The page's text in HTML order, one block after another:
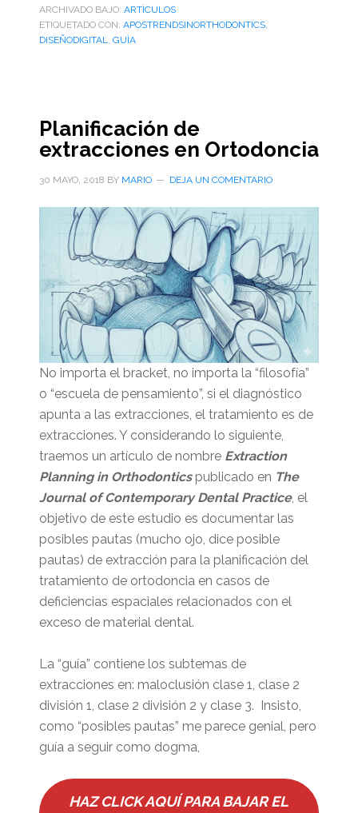
ARCHIVADO BAJO: ARTÌCULOS
ETIQUETADO CON: APOSTRENDSINORTHODONTICS,
DISEÑODIGITAL, GUÌA
Planificación de
extracciones en Ortodoncia
30 MAYO, 2018 BY MARIO DEJA UN COMENTARIO
No importa el bracket, no importa la “filosofía”
o “escuela de pensamiento”, si el diagnóstico
apunta a las extracciones, el tratamiento es de
extracciones. Y considerando lo siguiente,
traemos un artículo de nombre Extraction
Planning in Orthodonticspublicado en The
Journal of Contemporary Dental Practice, el
objetivo de este estudio es documentar las
posibles pautas (mucho ojo, dice posible
pautas) de extracción para la planificación del
tratamiento de ortodoncia en casos de
deficiencias espaciales relacionados con el
exceso de material dental.
La “guía” contiene los subtemas de
extracciones en: maloclusión clase 1, clase 2
división 1, clase 2 división 2 y clase 3. Insisto,
como “posibles pautas” me parece genial, pero
guía a seguir como dogma,
HAZ CLICK AQUÍ PARA BAJAR EL